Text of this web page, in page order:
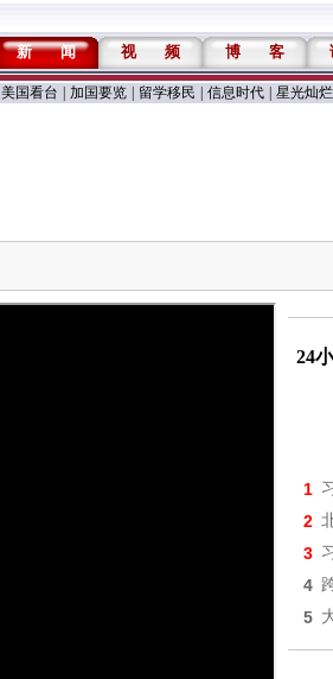
新 闻 视 频 博 客
美国看台 加国要览 留学移民 信息时代 星光灿烂
24
1
2
3
4
5